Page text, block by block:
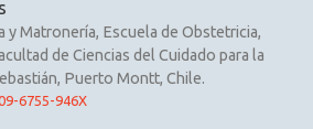
y Matronería, Escuela de Obstetricia,
de Ciencias del Cuidado para la
Puerto Montt, Chile.
6755-946X